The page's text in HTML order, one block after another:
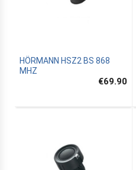
HÖRMANN HSZ2 BS 868
MHZ
€69.90